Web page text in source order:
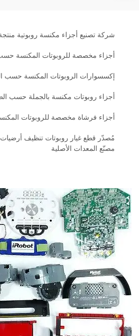
شركة تصنيع أجزاء مكنسة روبوتية
أجزاء مخصصة للروبوتات المكنسة
إكسسوارات الروبوتات المكنسة حسب
أجزاء روبوتات مكنسة بالجملة حسب
أجزاء فرشاة مخصصة للروبوتات
مُصدّر قطع غيار روبوتات تنظيف أرضيات
مصنّع المعدات الأصلية